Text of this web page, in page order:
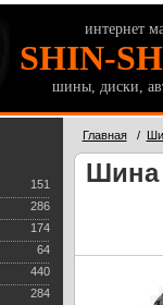
интернет
SHIN-
шины, диски,
151
286
174
64
440
284
Главная/
Шина